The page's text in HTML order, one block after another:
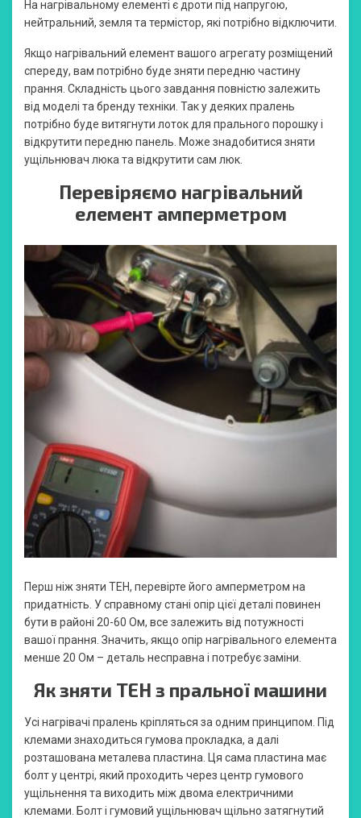
На нагрівальному елементі є дроти під напругою,
нейтральний, земля та термістор, які потрібно відключити.
Якщо нагрівальний елемент вашого агрегату розміщений
спереду, вам потрібно буде зняти передню частину
прання. Складність цього завдання повністю залежить
від моделі та бренду техніки. Так у деяких пралень
потрібно буде витягнути лоток для прального порошку і
відкрутити передню панель. Може знадобитися зняти
ущільнювач люка та відкрутити сам люк.
Перевіряємо нагрівальний
елемент амперметром
Перш ніж зняти ТЕН, перевірте його амперметром на
придатність. У справному стані опір цієї деталі повинен
бути в районі 20-60 Ом, все залежить від потужності
вашої прання. Значить, якщо опір нагрівального елемента
менше 20 Ом – деталь несправна і потребує заміни.
Як зняти ТЕН з пральної машини
Усі нагрівачі пралень кріпляться за одним принципом. Під
клемами знаходиться гумова прокладка, а далі
розташована металева пластина. Ця сама пластина має
болт у центрі, який проходить через центр гумового
ущільнення та виходить між двома електричними
клемами. Болт і гумовий ущільнювач щільно затягнутий